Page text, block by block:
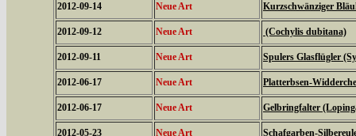
2012-09-14 Neue Art Kurzschwänziger
2012-09-12 Neue Art (Cochylis dubitana)
2012-09-11 Neue Art Spulers Glasflügler
2012-06-17 Neue Art Platterbsen-
2012-06-17 Neue Art Gelbringfalter
2012-05-23 Neue Art Schafgarben-